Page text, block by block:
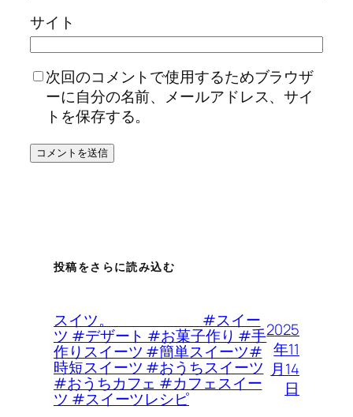
サイト
次回のコメントで使用するためブラウザ
ーに自分の名前、メールアドレス、サイ
トを保存する。
投稿をさらに読み込む
スイツ。 #スイー
ツ #デザート #お菓子作り #手
作りスイーツ #簡単スイーツ#
時短スイーツ #おうちスイーツ
#おうちカフェ #カフェスイー
ツ #スイーツレシピ
2025
年11
月14
日